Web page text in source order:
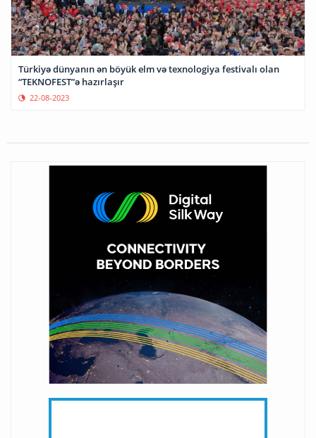
Türkiyə dünyanın ən böyük elm və texnologiya festivalı olan
“TEKNOFEST”ə hazırlaşır
22-08-2023